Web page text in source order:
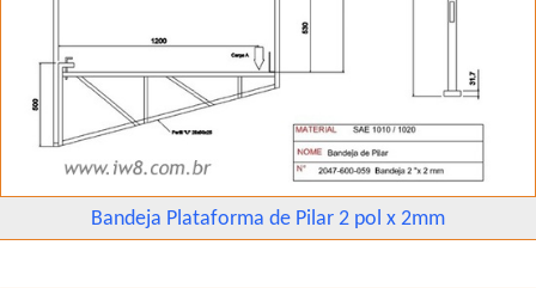
Bandeja Plataforma de Pilar 2 pol x 2mm